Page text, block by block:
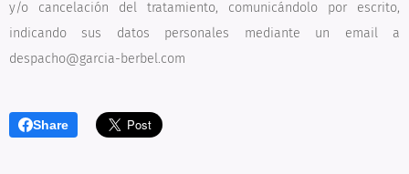
y/o cancelación del tratamiento, comunicándolo por escrito,
indicando sus datos personales mediante un email a
despacho@garcia-berbel.com
Share